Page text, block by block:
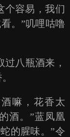
个容易，我们
。”叽哩咕噜
八瓶酒来，
嘛，花香太
酒。”蓝凤凰
的腥味。”令